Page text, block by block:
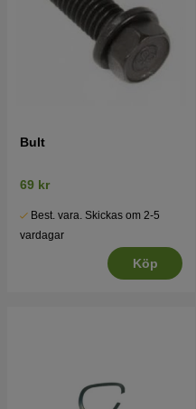
Bult
69 kr
Best. vara. Skickas om 2-5
vardagar
Köp